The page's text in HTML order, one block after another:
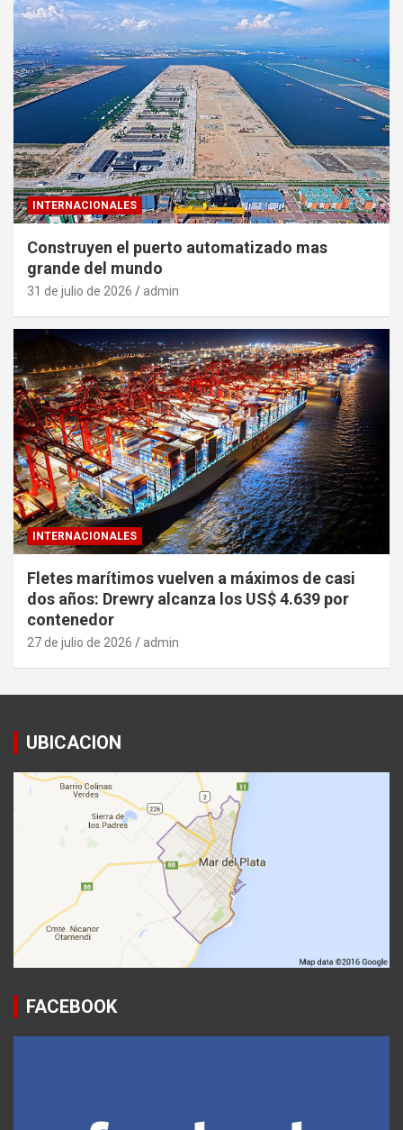
INTERNACIONALES
Construyen el puerto automatizado mas
grande del mundo
31 de julio de 2026 admin
INTERNACIONALES
Fletes marítimos vuelven a máximos de casi
dos años: Drewry alcanza los US$ 4.639 por
contenedor
27 de julio de 2026 admin
UBICACION
FACEBOOK